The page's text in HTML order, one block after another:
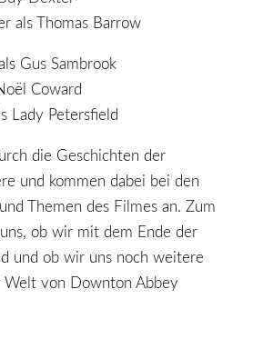
als Thomas Barrow
Gus Sambrook
Coward
Lady Petersfield
die Geschichten der
und kommen dabei bei den
Themen des Filmes an. Zum
ob wir mit dem Ende der
und ob wir uns noch weitere
Welt von Downton Abbey